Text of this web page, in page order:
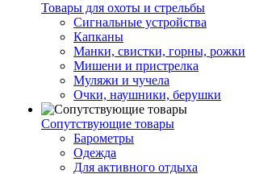
Товары для охоты и стрельбы
Сигнальные устройства
Капканы
Манки, свистки, горны, рожки
Мишени и пристрелка
Муляжи и чучела
Очки, наушники, берушки
Сопутствующие товары
Барометры
Одежда
Для активного отдыха